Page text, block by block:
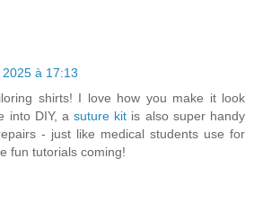
2025 à 17:13
shirts! I love how you make it look
into DIY, asuture kit is also super handy
- just like medical students use for
fun tutorials coming!